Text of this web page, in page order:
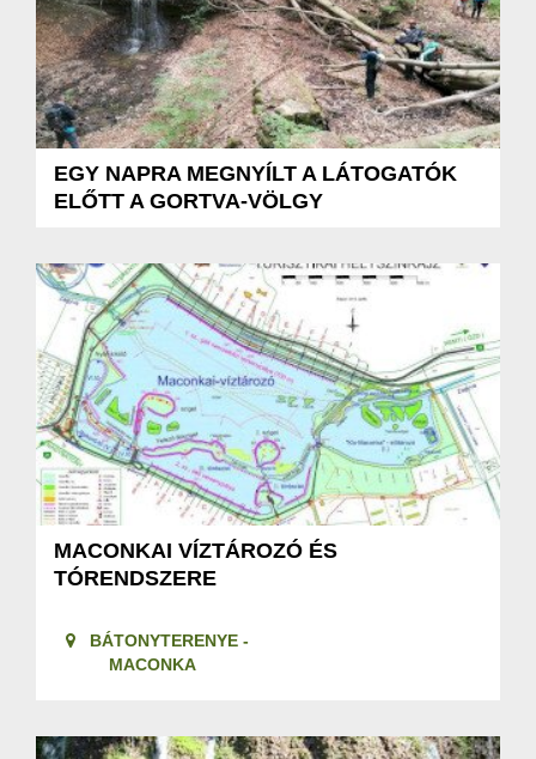
EGY NAPRA MEGNYÍLT A LÁTOGATÓK
ELŐTT A GORTVA-VÖLGY
MACONKAI VÍZTÁROZÓ ÉS
TÓRENDSZERE
BÁTONYTERENYE -
MACONKA